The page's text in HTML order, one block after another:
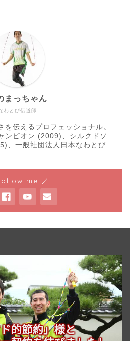
わとび伝道師
まっちゃん
を伝えるプロフェッショナル。
ンピオン (2009)、シルクドソ
、一般社団法人日本なわとび
me ／